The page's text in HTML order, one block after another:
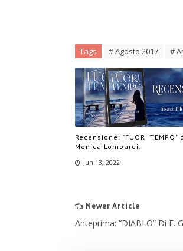
Tags # Agosto 2017 #
Recensione: "FUORI TEMPO"
Monica Lombardi.
Jun 13, 2022
Newer Article
Anteprima: “DIABLO” Di F.